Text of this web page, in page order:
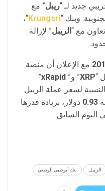
جديد لـ “ريبل” مع
وبنك “Krungsri“،
مع “الريبل” لإزالة
مع الإعلان أن منصة
“
XRP” و” xRapid
”
لسعر عملة الريبل
0.93 دولار، بزيادة قدرها
السابق.
الريبل بنك أبوظبي الوطني